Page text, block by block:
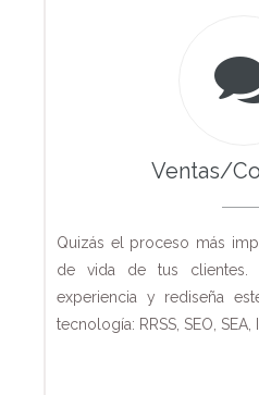
Ventas/
Quizás el proceso más
de vida de tus clientes.
experiencia y rediseña
tecnología: RRSS, SEO,